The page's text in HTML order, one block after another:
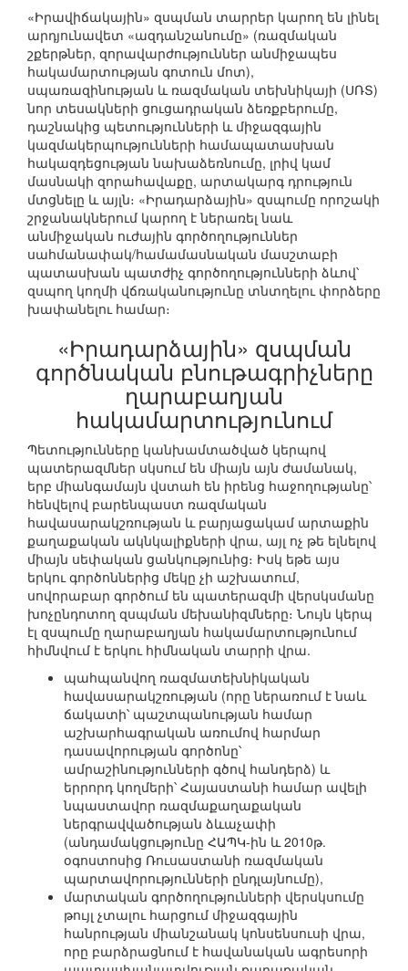
«Իրավիճակային» զսպման տարրեր կարող են լինել
արդյունավետ «ազդանշանումը» (ռազմական
շքերթներ, զորավարժություններ անմիջապես
հակամարտության գոտուն մոտ),
սպառազինության և ռազմական տեխնիկայի (ՍՌՏ)
նոր տեսակների ցուցադրական ձեռքբերումը,
դաշնակից պետությունների և միջազգային
կազմակերպությունների համապատասխան
հակազդեցության նախաձեռնումը, լրիվ կամ
մասնակի զորահավաքը, արտակարգ դրություն
մտցնելը և այլն։ «Իրադարձային» զսպումը որոշակի
շրջանակներում կարող է ներառել նաև
անմիջական ուժային գործողություններ
սահմանափակ/համամասնական մասշտաբի
պատասխան պատժիչ գործողությունների ձևով՝
զսպող կողմի վճռականությունը տնտղելու փորձերը
խափանելու համար։
«Իրադարձային» զսպման
գործնական բնութագրիչները
ղարաբաղյան
հակամարտությունում
Պետությունները կանխամտածված կերպով
պատերազմներ սկսում են միայն այն ժամանակ,
երբ միանգամայն վստահ են իրենց հաջողությանը՝
հենվելով բարենպաստ ռազմական
հավասարակշռության և բարյացակամ արտաքին
քաղաքական ակնկալիքների վրա, այլ ոչ թե ելնելով
միայն սեփական ցանկությունից։ Իսկ եթե այս
երկու գործոններից մեկը չի աշխատում,
սովորաբար գործում են պատերազմի վերսկսմանը
խոչընդոտող զսպման մեխանիզմները։ Նույն կերպ
էլ զսպումը ղարաբաղյան հակամարտությունում
հիմնվում է երկու հիմնական տարրի վրա.
պահպանվող ռազմատեխնիկական
հավասարակշռության (որը ներառում է նաև
ճակատի՝ պաշտպանության համար
աշխարհագրական առումով հարմար
դասավորության գործոնը՝
ամրաշինությունների գծով հանդերձ) և
երրորդ կողմերի՝ Հայաստանի համար ավելի
նպաստավոր ռազմաքաղաքական
ներգրավվածության ձևաչափի
(անդամակցությունը ՀԱՊԿ-ին և 2010թ.
օգոստոսից Ռուսաստանի ռազմական
պարտավորությունների ընդլայնումը),
մարտական գործողությունների վերսկսումը
թույլ չտալու հարցում միջազգային
հանրության միանշանակ կոնսենսուսի վրա,
որը բարձրացնում է հավանական ագրեսորի